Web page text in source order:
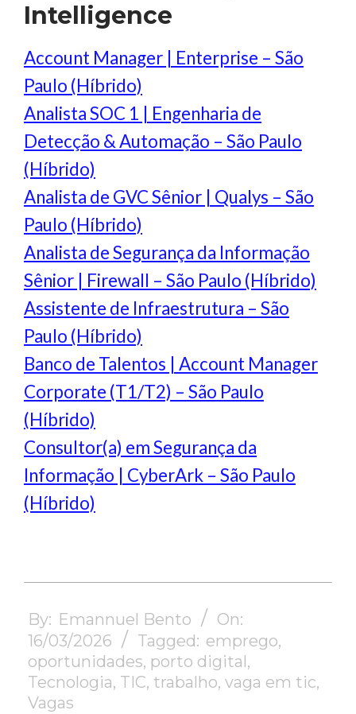
Intelligence
Account Manager | Enterprise – São
Paulo (Híbrido)
Analista SOC 1 | Engenharia de
Detecção & Automação – São Paulo
(Híbrido)
Analista de GVC Sênior | Qualys – São
Paulo (Híbrido)
Analista de Segurança da Informação
Sênior | Firewall – São Paulo (Híbrido)
Assistente de Infraestrutura – São
Paulo (Híbrido)
Banco de Talentos | Account Manager
Corporate (T1/T2) – São Paulo
(Híbrido)
Consultor(a) em Segurança da
Informação | CyberArk – São Paulo
(Híbrido)
03-
16
By: Emannuel Bento
On:
16/03/2026
Tagged: emprego,
oportunidades, porto digital,
Tecnologia, TIC, trabalho, vaga em tic,
Vagas